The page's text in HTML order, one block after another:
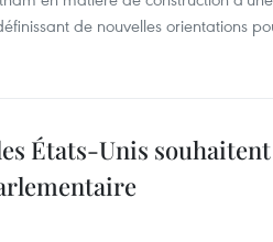
de nouvelles orientations
États-Unis